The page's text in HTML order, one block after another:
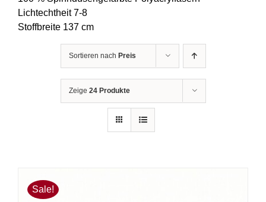
Lichtechtheit 7-8
Stoffbreite 137 cm
Sortieren nach Preis
Zeige 24 Produkte
Sale!